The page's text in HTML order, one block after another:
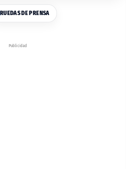
RUEDAS DE PRENSA
Publicidad